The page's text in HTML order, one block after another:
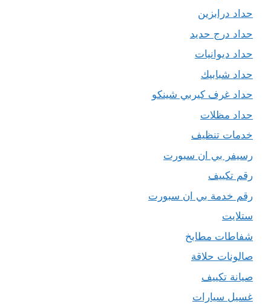
حداد درابزين
حداد درج حديد
حداد ديوانيات
حداد شبابيك
حداد غرف كيربي شينكو
حداد مظلات
خدمات تنظيف
رسيفر بي ان سبورت
رقم تكييف
رقم خدمة بي ان سبورت
ستلايت
شفاطات مطابخ
صالونات حلاقة
صيانة تكييف
غسيل سيارات